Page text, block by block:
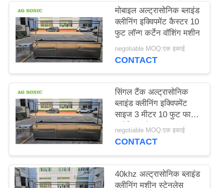
विनती
करे
साइटमैप
PRIVACY
POLICY
मोबाइल अल्ट्रासोनिक ब्लाइंड
क्लीनिंग इक्विपमेंट कैस्टर 10
फुट लॉन्ग कर्टेन वॉशिंग मशीन
negotiable MOQ:एक इकाई
CONTACT
सिंगल टैंक अल्ट्रासोनिक
ब्लाइंड क्लीनिंग इक्विपमेंट
साइज 3 मीटर 10 फुट फास्ट
क्लीनिंग स्पीड
negotiable MOQ:एक इकाई
CONTACT
40khz अल्ट्रासोनिक ब्लाइंड
क्लीनिंग मशीन स्टेनलेस